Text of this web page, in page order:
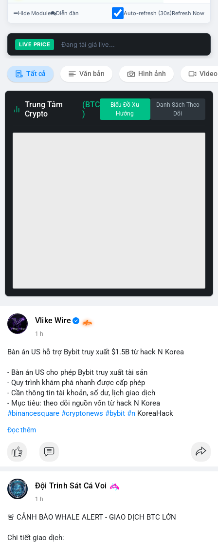
Hide Module Diễn đàn Auto-refresh (30s)Refresh Now
LIVE PRICE Đang tải giá live...
Tất cả Văn bản Hình ảnh Video
Trung Tâm
Crypto
(BTC
)
Biểu Đồ Xu
Hướng
Danh Sách Theo
Dõi
Vlike Wire
1 h
Bàn án US hỗ trợ Bybit truy xuất $1.5B từ hack N Korea
- Bàn án US cho phép Bybit truy xuất tài sản
- Quy trình khám phá nhanh được cấp phép
- Cần thông tin tài khoản, số dư, lịch giao dịch
- Mục tiêu: theo dõi nguồn vốn từ hack N Korea
#binancesquare #cryptonews #bybit #n KoreaHack
$btc $eth
#vlikevn #titanbot
Đọc thêm
Đội Trinh Sát Cá Voi
1 h
🚨 CẢNH BÁO WHALE ALERT - GIAO DỊCH BTC LỚN
Chi tiết giao dịch: